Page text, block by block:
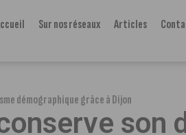
Sur nos réseaux Articles
démographique grâce à Dijon
son